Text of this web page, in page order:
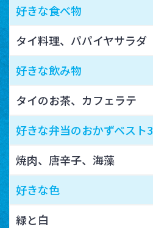
好きな食べ物
タイ料理、パパイヤサラダ
好きな飲み物
タイのお茶、カフェラテ
好きな弁当のおかずベスト3
焼肉、唐辛子、海藻
好きな色
緑と白